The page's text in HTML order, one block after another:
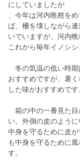
にしていましたが
、今年は河内晩柑を
ば、柵を壊しながら
いでいますが、河内
これから毎年イノシ
冬の気温の低い時期
おすすめですが、暑
した味がおすすめで
箱の中の一番見た目
い。外側の皮のよう
中身を守るために皮
も中身を守るために
す。